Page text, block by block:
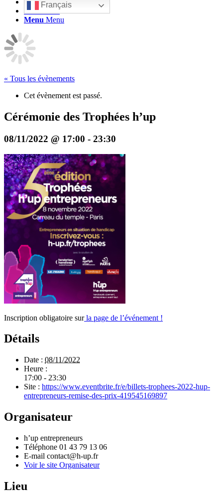
Français
Rechercher
Menu Menu
« Tous les évènements
Cet évènement est passé.
Cérémonie des Trophées h’up
08/11/2022 @ 17:00 - 23:30
Inscription obligatoire surla page de l’événement !
Détails
Date : 08/11/2022
Heure :
17:00 - 23:30
Site : https://www.eventbrite.fr/e/billets-trophees-2022-hup-
entrepreneurs-remise-des-prix-419545169897
Organisateur
h’up entrepreneurs
Téléphone 01 43 79 13 06
E-mail contact@h-up.fr
Voir le site Organisateur
Lieu